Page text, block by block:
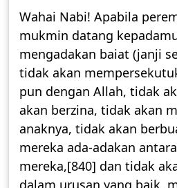
Wahai Nabi! Apabila
mukmin datang
mengadakan baiat (janji
tidak akan
pun dengan Allah, tidak
akan berzina, tidak akan
anaknya, tidak akan
mereka ada-adakan
mereka,[840] dan tidak
dalam urusan yang baik,